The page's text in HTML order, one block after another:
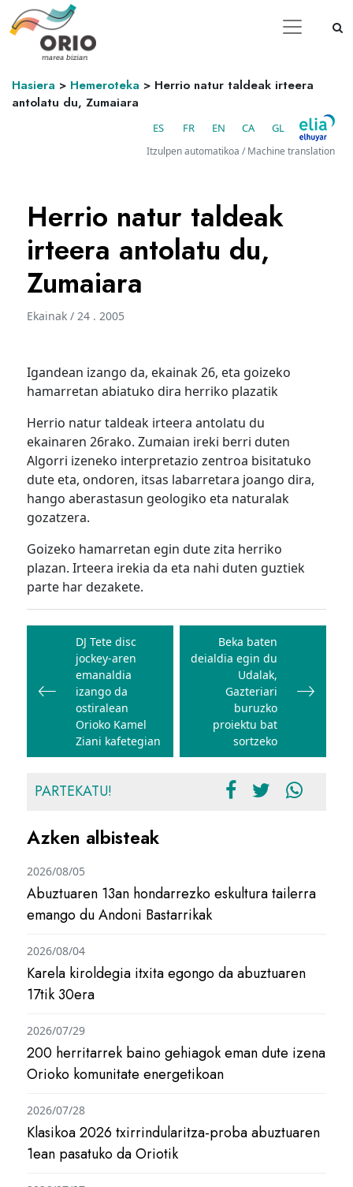
Hasiera > Hemeroteka > Herrio natur taldeak irteera
antolatu du, Zumaiara
ES FR EN CA GL
Itzulpen automatikoa / Machine translation
Herrio natur taldeak
irteera antolatu du,
Zumaiara
Ekainak / 24 . 2005
Igandean izango da, ekainak 26, eta goizeko
hamarretan abiatuko dira herriko plazatik
Herrio natur taldeak irteera antolatu du
ekainaren 26rako. Zumaian ireki berri duten
Algorri izeneko interpretazio zentroa bisitatuko
dute eta, ondoren, itsas labarretara joango dira,
hango aberastasun geologiko eta naturalak
gozatzera.
Goizeko hamarretan egin dute zita herriko
plazan. Irteera irekia da eta nahi duten guztiek
parte har dezakete.
Bidalketetan
zehar
nabigatu
DJ Tete disc
jockey-aren
emanaldia
izango da
ostiralean
Orioko Kamel
Ziani kafetegian
Beka baten
deialdia egin du
Udalak,
Gazteriari
buruzko
proiektu bat
sortzeko
PARTEKATU!
Azken albisteak
Abuztuaren 13an hondarrezko eskultura tailerra
emango du Andoni Bastarrikak
2026/08/05
Karela kiroldegia itxita egongo da abuztuaren
17tik 30era
2026/08/04
200 herritarrek baino gehiagok eman dute izena
Orioko komunitate energetikoan
2026/07/29
Klasikoa 2026 txirrindularitza-proba abuztuaren
1ean pasatuko da Oriotik
2026/07/28